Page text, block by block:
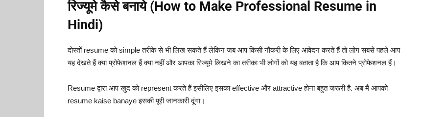
रिज्यूमे कैसे बनाये (How to Make Professional Resume in
Hindi)
दोस्तों resume को simple तरीके से भी लिख सकते हैं लेकिन जब आप किसी नौकरी के लिए आवेदन करते हैं तो लोग सबसे पहले आप
यह देखते हैं क्या प्रोफेशनल हैं क्या नहीं और आपका रिज्यूमे लिखने का तरीका भी लोगों को यह बताता है कि आप कितने प्रोफेशनल हैं।
Resume द्वारा आप खुद को represent करते हैं इसीलिए इसका effective और attractive होना बहुत जरूरी है. अब मैं आपको
resume kaise banaye इसकी पूरी जानकारी दूंगा।